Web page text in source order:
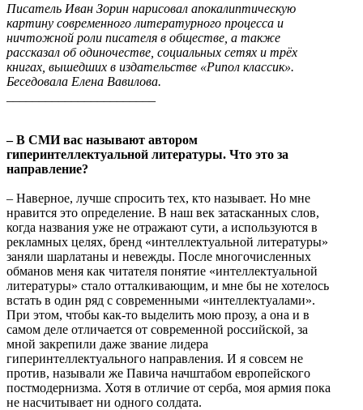
Писатель Иван Зорин нарисовал апокалиптическую
картину современного литературного процесса и
ничтожной роли писателя в обществе, а также
рассказал об одиночестве, социальных сетях и трёх
книгах, вышедших в издательстве «Рипол классик».
Беседовала Елена Вавилова.
– В СМИ вас называют автором
гиперинтеллектуальной литературы. Что это за
направление?
– Наверное, лучше спросить тех, кто называет. Но мне
нравится это определение. В наш век затасканных слов,
когда названия уже не отражают сути, а используются в
рекламных целях, бренд «интеллектуальной литературы»
заняли шарлатаны и невежды. После многочисленных
обманов меня как читателя понятие «интеллектуальной
литературы» стало отталкивающим, и мне бы не хотелось
встать в один ряд с современными «интеллектуалами».
При этом, чтобы как-то выделить мою прозу, а она и в
самом деле отличается от современной российской, за
мной закрепили даже звание лидера
гиперинтеллектуального направления. И я совсем не
против, называли же Павича начштабом европейского
постмодернизма. Хотя в отличие от серба, моя армия пока
не насчитывает ни одного солдата.